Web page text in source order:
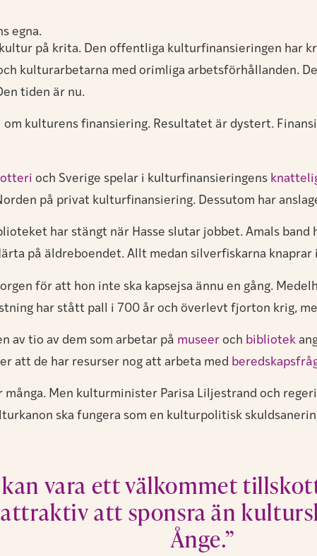
egna.
på krita. Den offentliga kulturfinansieringen har
kulturarbetarna med orimliga arbetsförhållanden.
tiden är nu.
kulturens finansiering. Resultatet är dystert.
och Sverige spelar i kulturfinansieringens
på privat kulturfinansiering. Dessutom har
har stängt när Hasse slutar jobbet. Amals band
på äldreboendet. Allt medan silverfiskarna knaprar
för att hon inte ska kapsejsa ännu en gång.
har stått pall i 700 år och överlevt fjorton krig,
av tio av dem som arbetar på museer och bibliotek
att de har resurser nog att arbeta med
många. Men kulturminister Parisa Liljestrand och
ska fungera som en kulturpolitisk
vara ett välkommet
att sponsra än
Ånge.”